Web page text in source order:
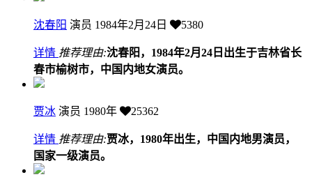
沈春阳 演员 1984年2月24日 5380
详情 推荐理由:沈春阳，1984年2月24日出生于吉林省长
春市榆树市，中国内地女演员。
贾冰 演员 1980年 25362
详情 推荐理由:贾冰，1980年出生，中国内地男演员，
国家一级演员。